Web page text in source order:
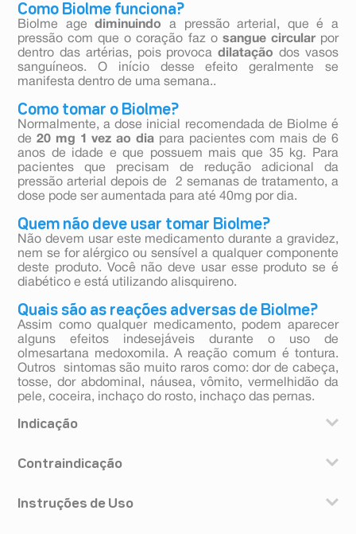
Como Biolme funciona?
Biolme agediminuindo
a pressão arterial, que é a
pressão com que o coração faz o sangue circularpor
dentro das artérias, pois provocadilatação dos vasos
sanguíneos. O início desse efeito geralmente se
manifesta dentro de uma semana..
Como tomar o Biolme?
Normalmente, a dose inicial recomendada de Biolme é
de20 mg 1 vez ao dia para pacientes com mais de 6
anos de idade e que possuem mais que 35 kg. Para
pacientes que precisam de redução adicional da
pressão arterial depois de 2 semanas de tratamento, a
dose pode ser aumentada para até 40mg por dia.
Quem não deve usar tomar Biolme?
Não devem usar este medicamento durante a gravidez,
nem se for alérgico ou sensível a qualquer componente
deste produto. Você não deve usar esse produto se é
diabético e está utilizando alisquireno.
Quais são as reações adversas de Biolme?
Assim como qualquer medicamento, podem aparecer
alguns efeitos indesejáveis durante o uso de
olmesartana medoxomila. A reação comum é tontura.
Outros sintomas são muito raros como: dor de cabeça,
tosse, dor abdominal, náusea, vômito, vermelhidão da
pele, coceira, inchaço do rosto, inchaço das pernas.
Indicação
arterial alta, ou seja, a pressão cujas medidas estejam
Contraindicação
gravidez, nem se for alérgico ou sensível a qualquer
Instruções de Uso